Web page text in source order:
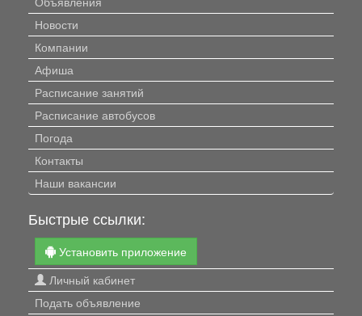
Новости
Компании
Афиша
Расписание занятий
Расписание автобусов
Погода
Контакты
Наши вакансии
Быстрые ссылки:
Установить приложение
Личный кабинет
Подать объявление